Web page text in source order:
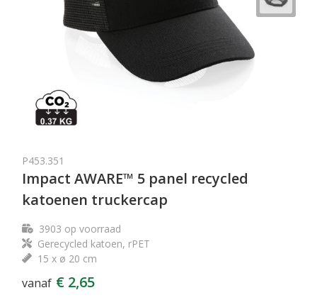
P453.351
Impact AWARE™ 5 panel recycled
katoenen truckercap
3903 op voorraad
Gerecycled katoen, rPET
15 x ø 20 cm
vanaf € 2,65